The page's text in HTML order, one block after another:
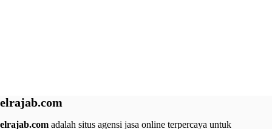
elrajab.com
elrajab.com adalah situs agensi jasa online terpercaya untuk